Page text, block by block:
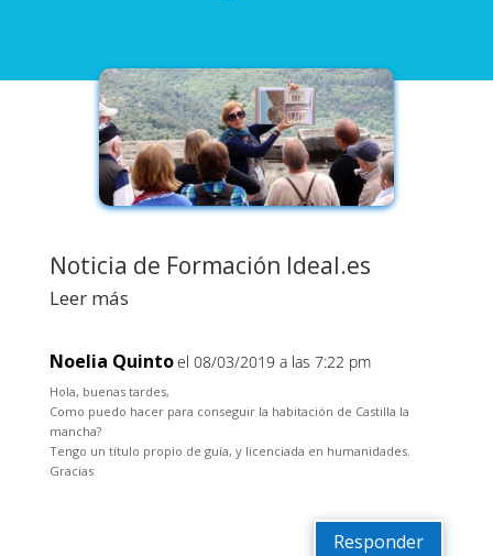
Noticia de Formación Ideal.es
Leer más
Noelia Quintoel 08/03/2019 a las 7:22 pm
Hola, buenas tardes,
Como puedo hacer para conseguir la habitación de Castilla la
mancha?
Tengo un título propio de guía, y licenciada en humanidades.
Gracias
Responder